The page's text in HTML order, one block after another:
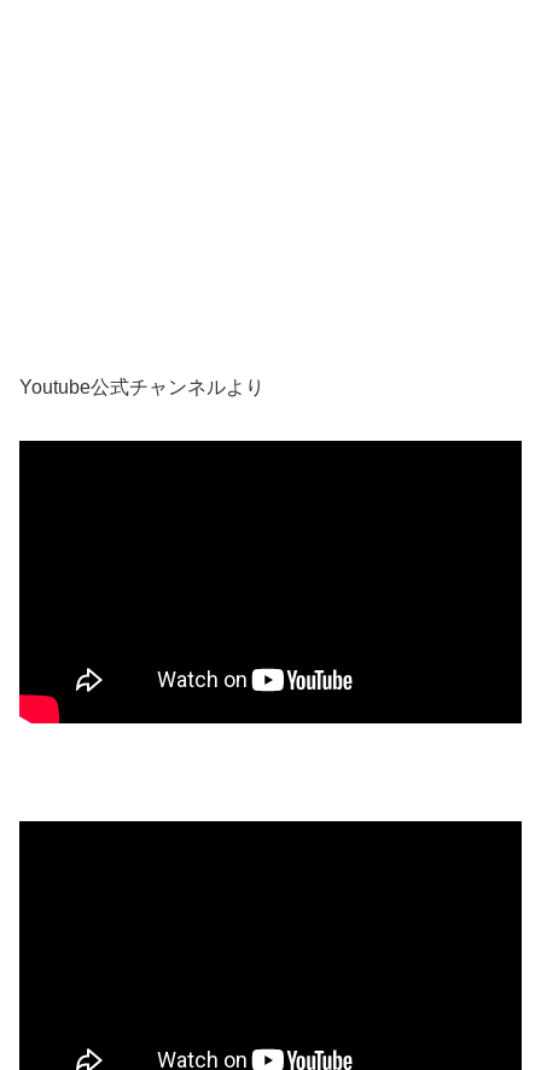
Youtube公式チャンネルより